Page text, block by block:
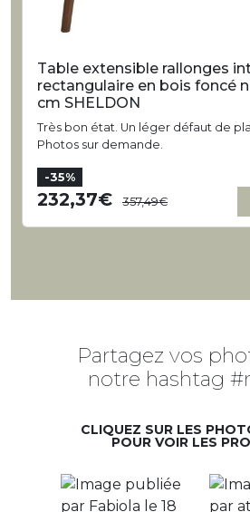
Table extensible rallonges
rectangulaire en bois foncé
cm SHELDON
Très bon état. Un léger défaut de
Photos sur demande.
-35%
232,37 357,49
Partagez vos
notre hashtag
CLIQUEZ SUR LES
POUR VOIR LES